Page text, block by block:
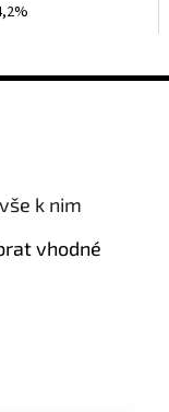
k nim
vhodné